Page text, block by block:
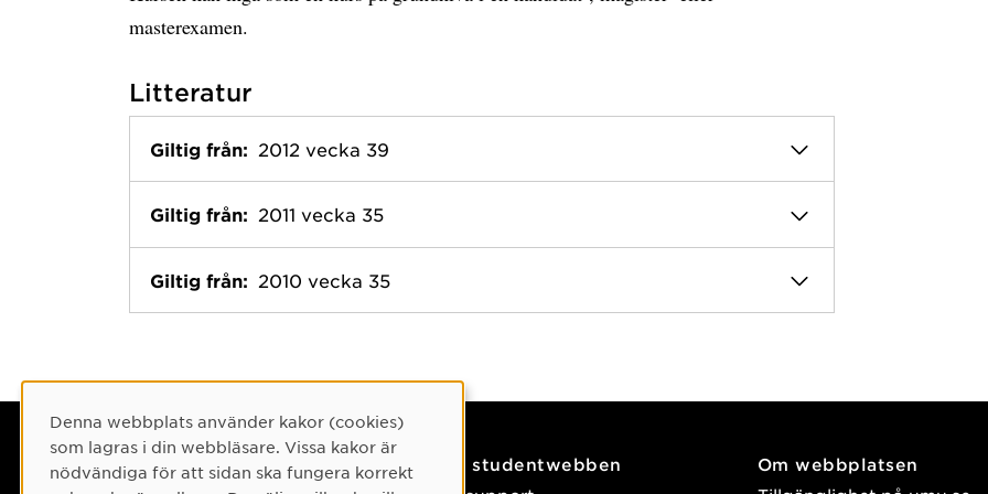
masterexamen.
Litteratur
Giltig från: 2012 vecka 39
Giltig från: 2011 vecka 35
Giltig från: 2010 vecka 35
Kontaktuppgifter
På studentwebben
Om webbplatsen
Cookie-samtycke
Denna webbplats använder kakor (cookies)
som lagras i din webbläsare. Vissa kakor är
nödvändiga för att sidan ska fungera korrekt